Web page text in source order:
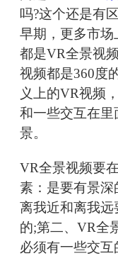
吗?这个还是有
早期，更多市
都是VR全景视
视频都是360度
义上的VR视频
和一些交互在
景。
VR全景视频要
素：是要有景深
离我近和离我远
的;第二、VR全
必须有一些交